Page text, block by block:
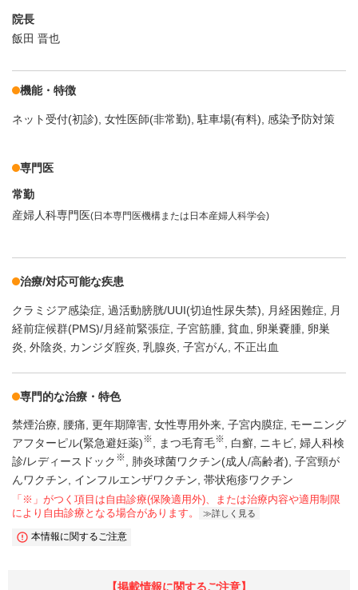
院長
飯田 晋也
機能・特徴
ネット受付(初診) 女性医師(非常勤) 駐車場(有料) 感染予防対策
専門医
常勤
産婦人科専門医(日本専門医機構または日本産婦人科学会)
治療/対応可能な疾患
クラミジア感染症 過活動膀胱/UUI(切迫性尿失禁) 月経困難症
月
経前症候群(PMS)/月経前緊張症 子宮筋腫 貧血 卵巣嚢腫 卵巣
炎 外陰炎 カンジダ腟炎 乳腺炎 子宮がん 不正出血
専門的な治療・特色
禁煙治療 腰痛 更年期障害 女性専用外来 子宮内膜症
モーニング
アフターピル(緊急避妊薬)※ まつ毛育毛※ 白癬 ニキビ 婦人科検
診/レディースドック ※ 肺炎球菌ワクチン(成人/高齢者) 子宮頸が
んワクチン
インフルエンザワクチン 帯状疱疹ワクチン
「※」がつく項目は自由診療(保険適用外)、または治療内容や適用制限
により自由診療となる場合があります。
詳しく見る
本情報に関するご注意
【掲載情報に関するご注意】